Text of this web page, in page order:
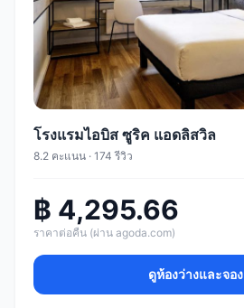
โรงแรมไอบิส ซูริค แอดลิสวิล
8.2 คะแนน · 174 รีวิว
฿ 4,295.66
ราคาต่อคืน (ผ่าน agoda.com)
ดูห้องว่างและจอง